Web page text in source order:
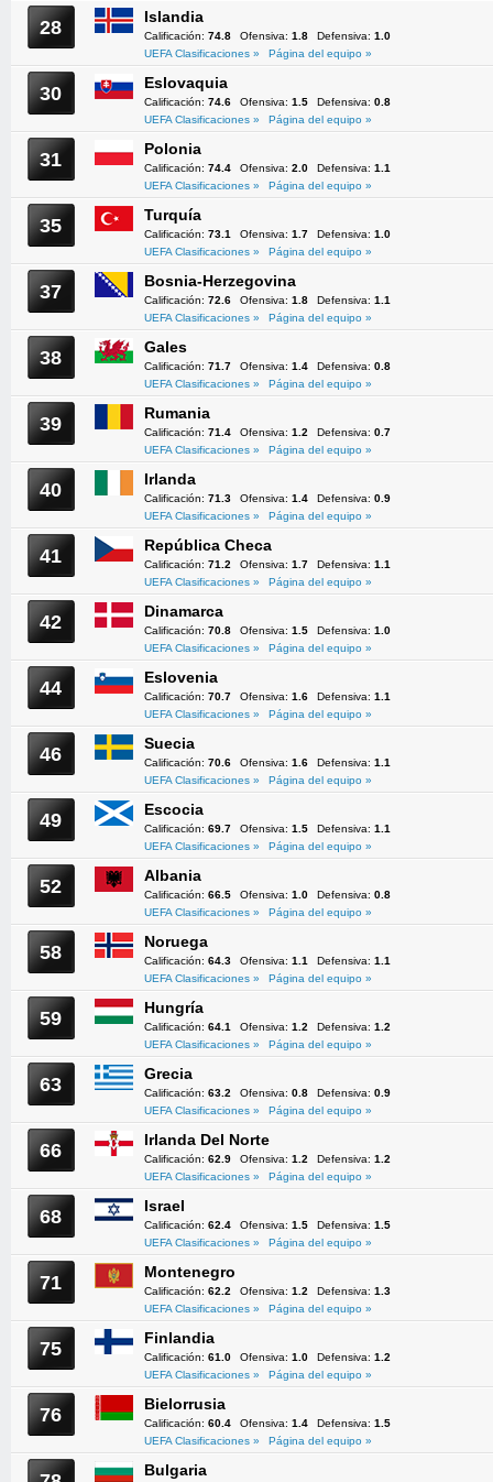
28 Islandia
Calificación: 74.8 Ofensiva: 1.8 Defensiva: 1.0
UEFA Clasificaciones »
Página del equipo »
30 Eslovaquia
Calificación: 74.6 Ofensiva: 1.5 Defensiva: 0.8
UEFA Clasificaciones »
Página del equipo »
31 Polonia
Calificación: 74.4 Ofensiva: 2.0 Defensiva: 1.1
UEFA Clasificaciones »
Página del equipo »
35 Turquía
Calificación: 73.1 Ofensiva: 1.7 Defensiva: 1.0
UEFA Clasificaciones »
Página del equipo »
37 Bosnia-Herzegovina
Calificación: 72.6 Ofensiva: 1.8 Defensiva: 1.1
UEFA Clasificaciones »
Página del equipo »
38 Gales
Calificación: 71.7 Ofensiva: 1.4 Defensiva: 0.8
UEFA Clasificaciones »
Página del equipo »
39 Rumania
Calificación: 71.4 Ofensiva: 1.2 Defensiva: 0.7
UEFA Clasificaciones »
Página del equipo »
40 Irlanda
Calificación: 71.3 Ofensiva: 1.4 Defensiva: 0.9
UEFA Clasificaciones »
Página del equipo »
41 República Checa
Calificación: 71.2 Ofensiva: 1.7 Defensiva: 1.1
UEFA Clasificaciones »
Página del equipo »
42 Dinamarca
Calificación: 70.8 Ofensiva: 1.5 Defensiva: 1.0
UEFA Clasificaciones »
Página del equipo »
44 Eslovenia
Calificación: 70.7 Ofensiva: 1.6 Defensiva: 1.1
UEFA Clasificaciones »
Página del equipo »
46 Suecia
Calificación: 70.6 Ofensiva: 1.6 Defensiva: 1.1
UEFA Clasificaciones »
Página del equipo »
49 Escocia
Calificación: 69.7 Ofensiva: 1.5 Defensiva: 1.1
UEFA Clasificaciones »
Página del equipo »
52 Albania
Calificación: 66.5 Ofensiva: 1.0 Defensiva: 0.8
UEFA Clasificaciones »
Página del equipo »
58 Noruega
Calificación: 64.3 Ofensiva: 1.1 Defensiva: 1.1
UEFA Clasificaciones »
Página del equipo »
59 Hungría
Calificación: 64.1 Ofensiva: 1.2 Defensiva: 1.2
UEFA Clasificaciones »
Página del equipo »
63 Grecia
Calificación: 63.2 Ofensiva: 0.8 Defensiva: 0.9
UEFA Clasificaciones »
Página del equipo »
66 Irlanda Del Norte
Calificación: 62.9 Ofensiva: 1.2 Defensiva: 1.2
UEFA Clasificaciones »
Página del equipo »
68 Israel
Calificación: 62.4 Ofensiva: 1.5 Defensiva: 1.5
UEFA Clasificaciones »
Página del equipo »
71 Montenegro
Calificación: 62.2 Ofensiva: 1.2 Defensiva: 1.3
UEFA Clasificaciones »
Página del equipo »
75 Finlandia
Calificación: 61.0 Ofensiva: 1.0 Defensiva: 1.2
UEFA Clasificaciones »
Página del equipo »
76 Bielorrusia
Calificación: 60.4 Ofensiva: 1.4 Defensiva: 1.5
UEFA Clasificaciones »
Página del equipo »
Bulgaria